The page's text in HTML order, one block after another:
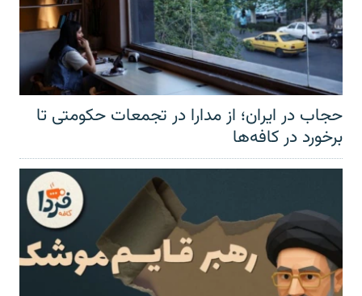
حجاب در ایران؛ از مدارا در تجمعات حکومتی تا
برخورد در کافه‌ها